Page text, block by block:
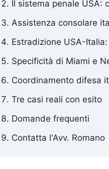
Il sistema penale USA:
Assistenza consolare
Estradizione USA-
Specificità di Miami e
Coordinamento difesa
Tre casi reali con esito
Domande frequenti
Contatta l'Avv. Romano